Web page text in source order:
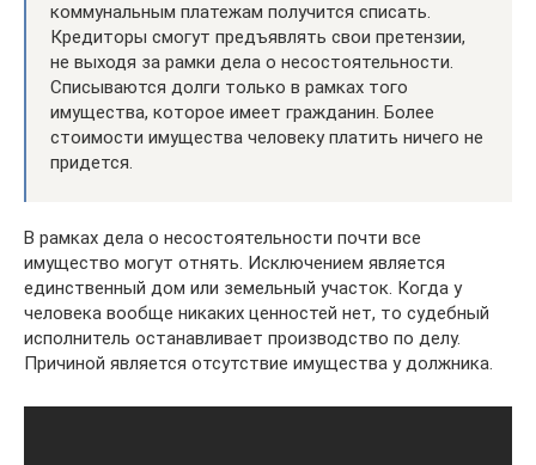
коммунальным платежам получится списать.
Кредиторы смогут предъявлять свои претензии,
не выходя за рамки дела о несостоятельности.
Списываются долги только в рамках того
имущества, которое имеет гражданин. Более
стоимости имущества человеку платить ничего не
придется.
В рамках дела о несостоятельности почти все
имущество могут отнять. Исключением является
единственный дом или земельный участок. Когда у
человека вообще никаких ценностей нет, то судебный
исполнитель останавливает производство по делу.
Причиной является отсутствие имущества у должника.